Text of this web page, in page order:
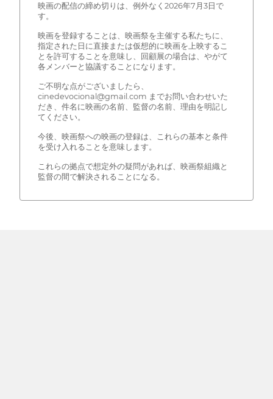
映画の配信の締め切りは、例外なく2026年7月3日で
す。
映画を登録することは、映画祭を主催する私たちに、
指定された日に直接または仮想的に映画を上映するこ
とを許可することを意味し、回顧展の場合は、やがて
各メンバーと協議することになります。
ご不明な点がございましたら、
cinedevocional@gmail.com までお問い合わせいた
だき、件名に映画の名前、監督の名前、理由を明記し
てください。
今後、映画祭への映画の登録は、これらの基本と条件
を受け入れることを意味します。
これらの拠点で想定外の疑問があれば、映画祭組織と
監督の間で解決されることになる。